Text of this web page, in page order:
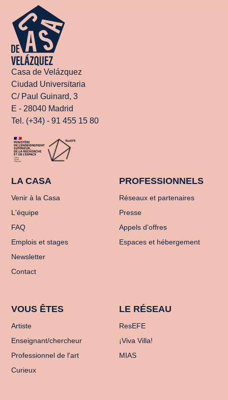
Casa de Velázquez
Ciudad Universitaria
C/ Paul Guinard, 3
E - 28040 Madrid
Tel. (+34) - 91 455 15 80
LA CASA
Venir à la Casa
L'équipe
FAQ
Emplois et stages
Newsletter
Contact
PROFESSIONNELS
Réseaux et partenaires
Presse
Appels d'offres
Espaces et hébergement
VOUS ÊTES
Artiste
Enseignant/chercheur
Professionnel de l'art
Curieux
LE RÉSEAU
ResEFE
¡Viva Villa!
MIAS